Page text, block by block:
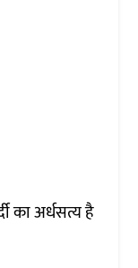
का अर्धसत्य है